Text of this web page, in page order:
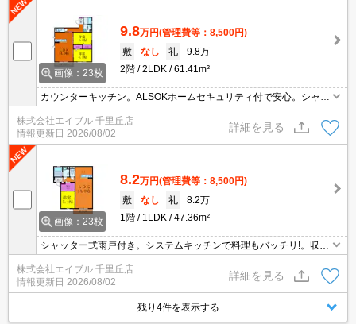
画像：23枚
9.8万円(管理費等：8,500円)
敷
なし 礼
9.8万
2階
2LDK 61.41m²
カウンターキッチン。ALSOKホームセキュリティ付で安心。シャッ
ター式雨戸付き。浴室乾燥機付。インターネット無料。
株式会社エイブル 千里丘店
情報更新日 2026/08/02
詳細を見る
画像：23枚
8.2万円(管理費等：8,500円)
敷
なし 礼
8.2万
1階
1LDK 47.36m²
シャッター式雨戸付き。システムキッチンで料理もバッチリ!。収納
スペースが充実。
株式会社エイブル 千里丘店
情報更新日 2026/08/02
詳細を見る
残り4件を表示する